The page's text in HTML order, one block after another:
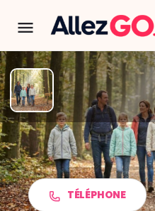
Marche
TÉLÉPHONE